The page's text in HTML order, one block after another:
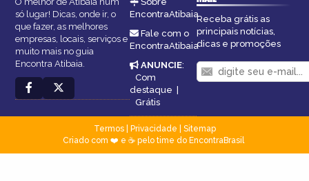
só lugar! Dicas, onde ir, o
que fazer, as melhores
empresas, locais, serviços e
muito mais no guia
Encontra Atibaia.
EncontraAtibaia
Fale com o
EncontraAtibaia
ANUNCIE:
Com
destaque
Grátis
Receba grátis as
principais notícias,
dicas e promoções
Termos| Privacidade
Sitemap
Criado com ❤️ e ☕ pelo time do EncontraBrasil